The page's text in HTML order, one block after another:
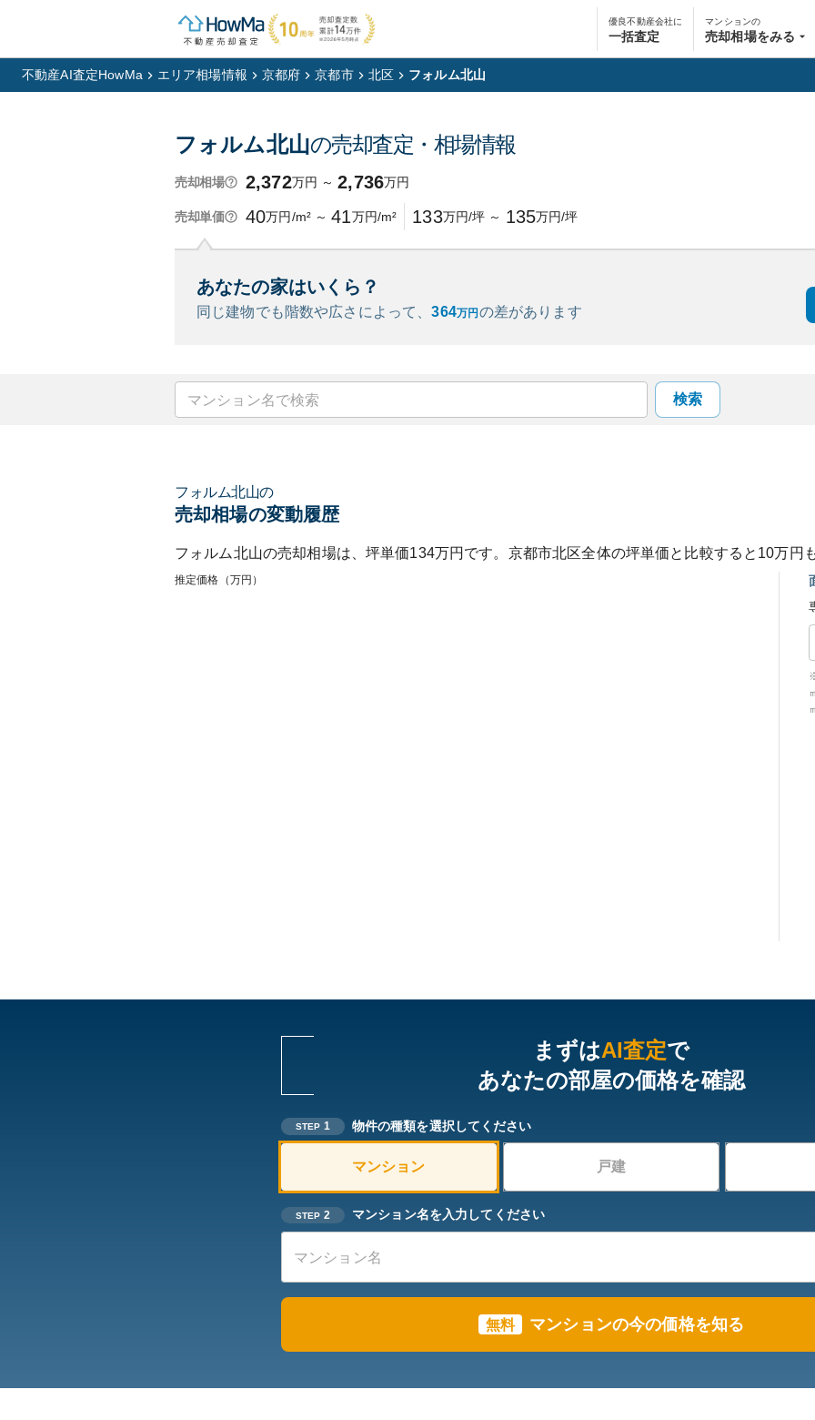
優良不動産会社に
一括査定
マンションの
売却相場をみる
不動産AI査定HowMa エリア相場情報 京都府 京都市 北区 フォルム北山
フォルム北山の売却査定・相場情報
売却相場 2,372万円 ～ 2,736万円
売却単価 40万円/m² ～ 41万円/m² 133万円/坪 ～ 135万円/坪
あなたの家はいくら？
同じ建物でも階数や広さによって、364万円 の差があります
検索
フォルム北山の
売却相場の変動履歴
フォルム北山の売却相場は、坪単価134万円です。 京都市北区全体の坪単価と比較すると 10万円
推定価格（万円）
まずはAI査定で
あなたの部屋の価格を確認
STEP 1 物件の種類を選択してください
マンション 戸建
STEP 2 マンション名を入力してください
無料 マンションの今の価格を知る